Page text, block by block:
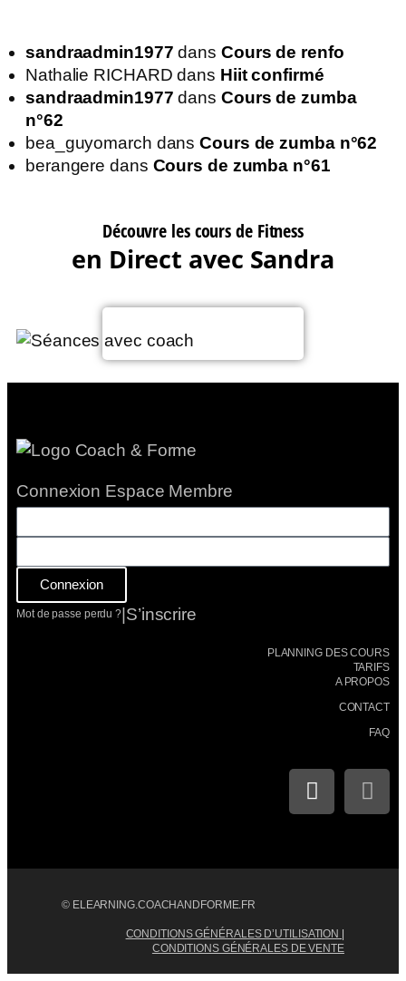
sandraadmin1977 dans Cours de renfo
Nathalie RICHARD dans Hiit confirmé
sandraadmin1977 dans Cours de zumba
n°62
bea_guyomarch dansCours de zumba n°62
berangere dans Cours de zumba n°61
Découvre les cours de Fitness
en Direct avec Sandra
Voir le planning
Connexion Espace Membre
Connexion
Mot de passe perdu ?|S’inscrire
PLANNING DES COURS
TARIFS
A PROPOS
CONTACT
FAQ
© ELEARNING.COACHANDFORME.FR
CONDITIONS GÉNÉRALES D’UTILISATION |
CONDITIONS GÉNÉRALES DE VENTE